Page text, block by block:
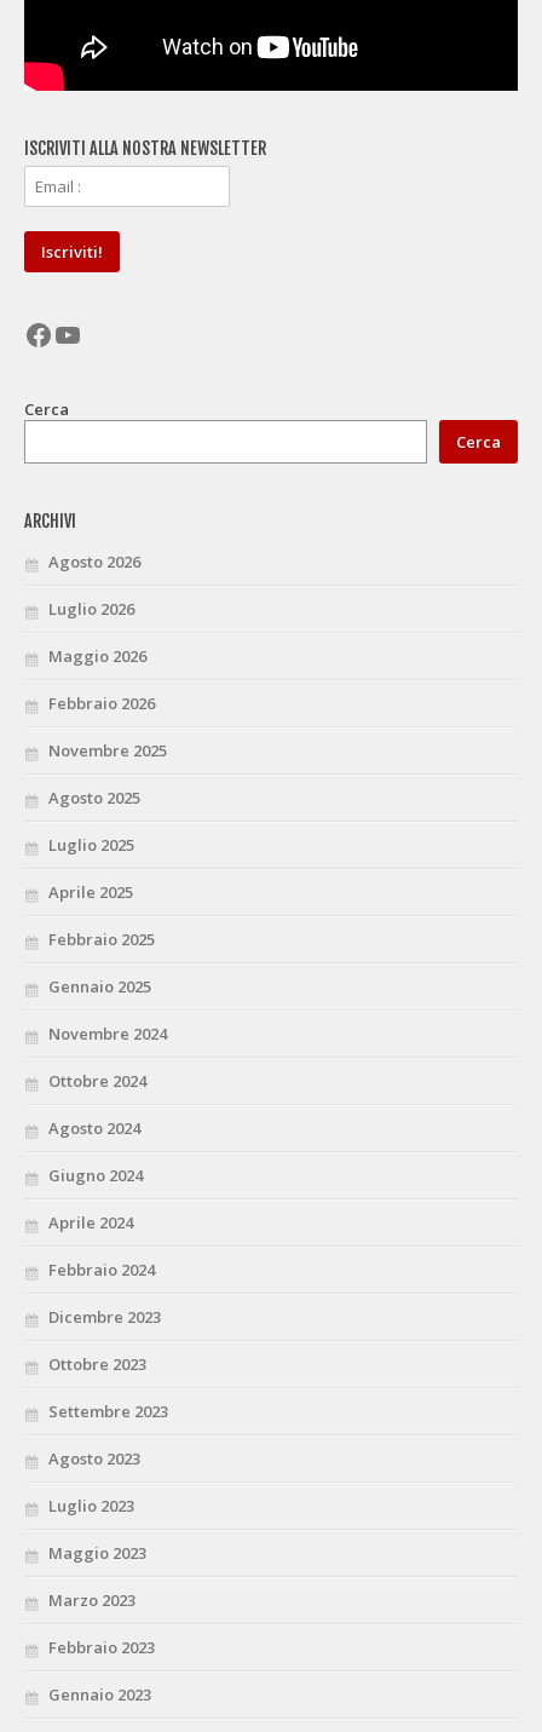
ISCRIVITI ALLA NOSTRA NEWSLETTER
Facebook
YouTube
Cerca
Cerca
ARCHIVI
Agosto 2026
Luglio 2026
Maggio 2026
Febbraio 2026
Novembre 2025
Agosto 2025
Luglio 2025
Aprile 2025
Febbraio 2025
Gennaio 2025
Novembre 2024
Ottobre 2024
Agosto 2024
Giugno 2024
Aprile 2024
Febbraio 2024
Dicembre 2023
Ottobre 2023
Settembre 2023
Agosto 2023
Luglio 2023
Maggio 2023
Marzo 2023
Febbraio 2023
Gennaio 2023